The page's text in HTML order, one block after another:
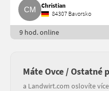
Christian
84307 Bavorsko
9 hod. online
Máte Ovce / Ostatné
a Landwirt.com oslovíte